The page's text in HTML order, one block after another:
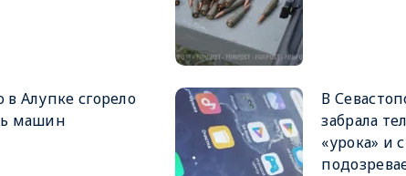
Алупке сгорело
машин
В
забрала
«урока» и